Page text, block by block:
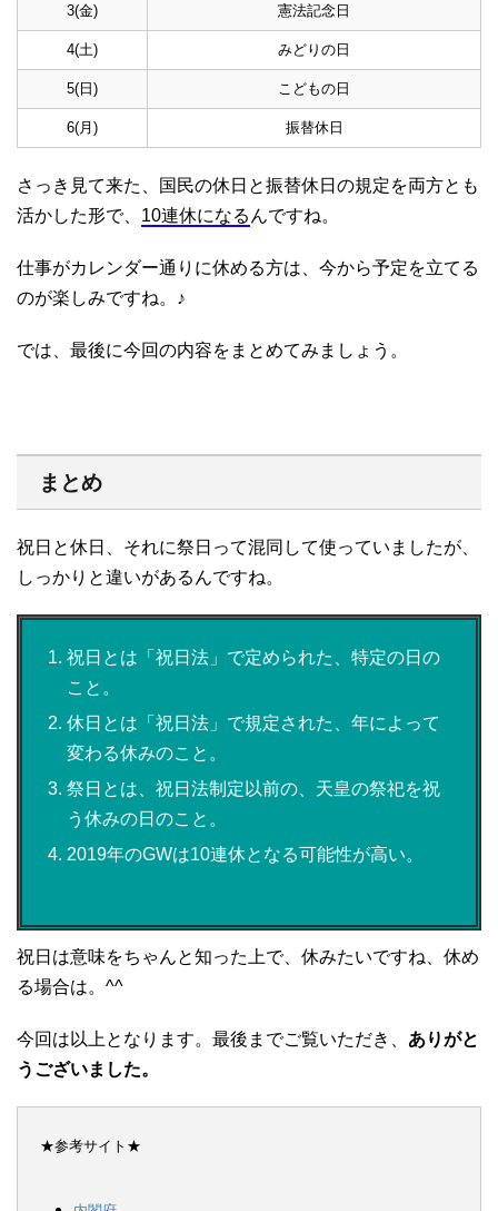
3(金) 憲法記念日
4(土) みどりの日
5(日) こどもの日
6(月) 振替休日
さっき見て来た、国民の休日と振替休日の規定を両方とも
活かした形で、 10連休になる んですね。
仕事がカレンダー通りに休める方は、今から予定を立てる
のが楽しみですね。♪
では、最後に今回の内容をまとめてみましょう。
まとめ
祝日と休日、それに祭日って混同して使っていましたが、
しっかりと違いがあるんですね。
祝日とは「祝日法」で定められた、特定の日の
こと。
休日とは「祝日法」で規定された、年によって
変わる休みのこと。
祭日とは、祝日法制定以前の、天皇の祭祀を祝
う休みの日のこと。
2019年のGWは10連休となる可能性が高い。
祝日は意味をちゃんと知った上で、休みたいですね、休め
る場合は。^^
今回は以上となります。最後までご覧いただき、 ありがと
うございました。
★参考サイト★